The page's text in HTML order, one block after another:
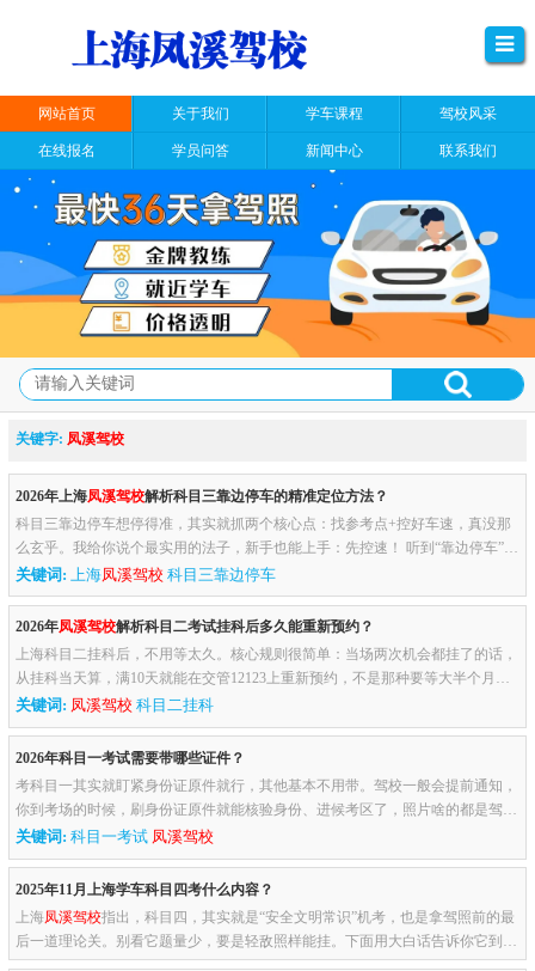
网站首页 关于我们 学车课程 驾校风采
在线报名 学员问答 新闻中心 联系我们
关键字: 凤溪驾校
2026年上海凤溪驾校解析科目三靠边停车的精准定位方法？
科目三靠边停车想停得准，其实就抓两个核心点：找参考点+控好车速，真没那
么玄乎。我给你说个最实用的法子，新手也能上手：先控速！ 听到“靠边停车”指
令后，先打右转向灯，保持3秒以上再动方向。然后踩离合（手动挡...
关键词: 上海 凤溪驾校 科目三靠边停车
2026年凤溪驾校解析科目二考试挂科后多久能重新预约？
上海科目二挂科后，不用等太久。核心规则很简单：当场两次机会都挂了的话，
从挂科当天算，满10天就能在交管12123上重新预约，不是那种要等大半个月的
离谱规定。给你捋捋实在的：比如你这周三挂了，下周六就满10天，周...
关键词: 凤溪驾校 科目二挂科
2026年科目一考试需要带哪些证件？
考科目一其实就盯紧身份证原件就行，其他基本不用带。驾校一般会提前通知，
你到考场的时候，刷身份证原件就能核验身份、进候考区了，照片啥的都是驾校
之前给你录入系统的，不用额外准备。要是真忘带身份证了，就赶紧...
关键词: 科目一考试 凤溪驾校
2025年11月上海学车科目四考什么内容？
上海凤溪驾校指出，科目四，其实就是“安全文明常识”机考，也是拿驾照前的最
后一道理论关。别看它题量少，要是轻敌照样能挂。下面用大白话告诉你它到底
考啥、怎么考，以及怎么一把过。先给你吃个定心丸题量：50道题...